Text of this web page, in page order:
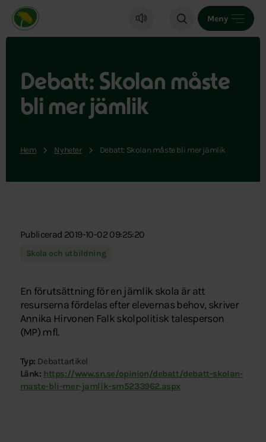
Miljöpartiet de gröna, startsida
Meny
Debatt: Skolan måste
bli mer jämlik
Hem Nyheter Debatt: Skolan måste bli mer jämlik
Publicerad 2019-10-02 09:25:20
Skola och utbildning
En förutsättning för en jämlik skola är att
resurserna fördelas efter elevernas behov, skriver
Annika Hirvonen Falk skolpolitisk talesperson
(MP) mfl.
Typ: Debattartikel
Länk: https://www.sn.se/opinion/debatt/debatt-skolan-
maste-bli-mer-jamlik-sm5233962.aspx